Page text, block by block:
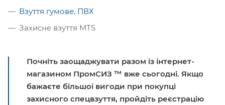
Взуття гумове, ПВХ
Захисне взуття MTS
Почніть заощаджувати разом із інтернет-
магазином ПромСИЗ ™ вже сьогодні. Якщо
бажаєте більшої вигоди при покупці
захисного спецвзуття, пройдіть реєстрацію